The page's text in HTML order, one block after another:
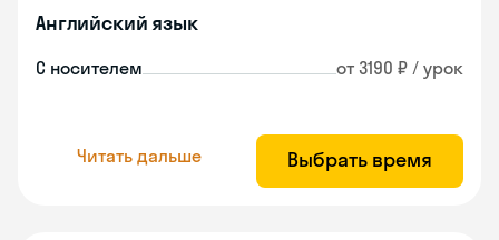
Английский язык
С носителем от 3190 ₽ / урок
Читать дальше Выбрать время